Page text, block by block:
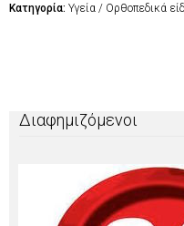
Κατηγορία: Υγεία / Ορθοπεδικά
Διαφημιζόμενοι